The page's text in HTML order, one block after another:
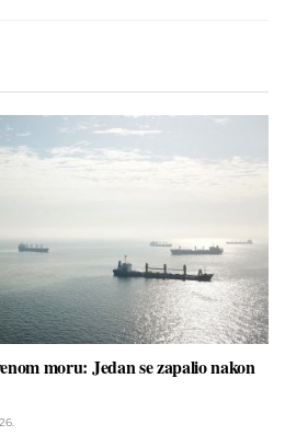
moru: Jedan se zapalio nakon